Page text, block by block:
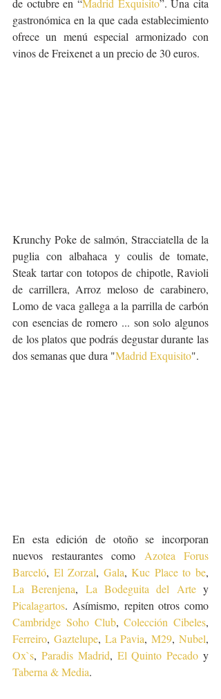
de octubre en “Madrid Exquisito”. Una cita
gastronómica en la que cada establecimiento
ofrece un menú especial armonizado con
vinos de Freixenet a un precio de 30 euros.
Krunchy Poke de salmón, Stracciatella de la
puglia con albahaca y coulis de tomate,
Steak tartar con totopos de chipotle, Ravioli
de carrillera, Arroz meloso de carabinero,
Lomo de vaca gallega a la parrilla de carbón
con esencias de romero ... son solo algunos
de los platos que podrás degustar durante las
dos semanas que dura "Madrid Exquisito".
En esta edición de otoño se incorporan
nuevos restaurantes como Azotea Forus
Barceló, El Zorzal, Gala, Kuc Place to be
La Berenjena, La Bodeguita del Arte
Picalagartos
Cambridge Soho Club, Colección Cibeles
Ferreiro, Gaztelupe, La Pavia, M29, Nubel
Ox`s, Paradis Madrid, El Quinto Pecado
Taberna & Media.